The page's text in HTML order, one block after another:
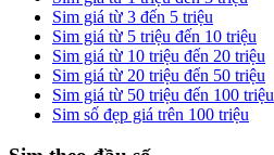
Sim giá từ 3 đến 5 triệu
Sim giá từ 5 triệu đến 10 triệu
Sim giá từ 10 triệu đến 20 triệu
Sim giá từ 20 triệu đến 50 triệu
Sim giá từ 50 triệu đến 100 triệu
Sim số đẹp giá trên 100 triệu